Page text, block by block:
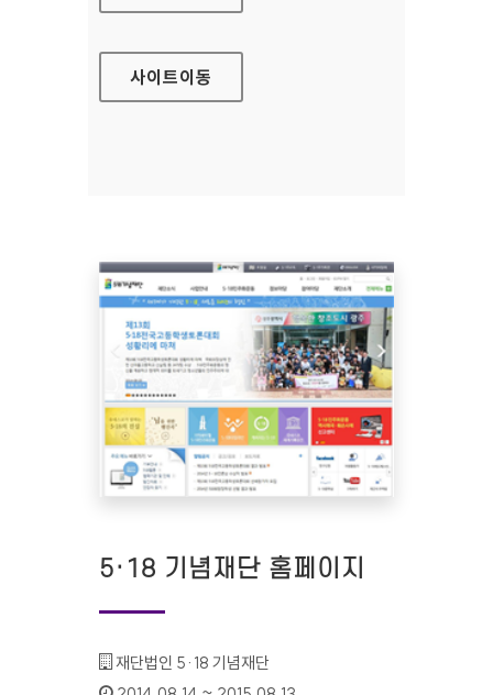
사이트이동
5·18 기념재단 홈페이지
기관명 :
재단법인 5·18 기념재단